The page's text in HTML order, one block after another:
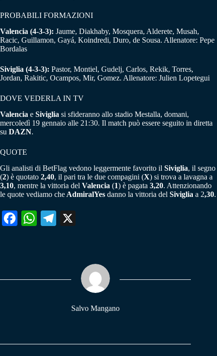
PROBABILI FORMAZIONI
Valencia (4-3-3): Jaume, Diakhaby, Mosquera, Alderete, Musah,
Racic, Guillamon, Gayá, Koindredi, Duro, de Sousa. Allenatore: Pepe
Bordalas
Siviglia (4-3-3): Pastor, Montiel, Gudelj, Carlos, Rekik, Torres,
Jordan, Rakitic, Ocampos, Mir, Gomez. Allenatore: Julien Lopetegui
DOVE VEDERLA IN TV
Valencia e Siviglia si sfideranno allo stadio Mestalla, domani,
mercoledì 19 gennaio alle 21:30. Il match può essere seguito in diretta
su DAZN.
QUOTE
Gli analisti di BetFlag vedono leggermente favorito il Siviglia, il segno
(2) è quotato 2,40, il pari tra le due compagini (X) si trova a lavagna a
3,10, mentre la vittoria del Valencia (1) è pagata 3,20. Attenzionando
le quote vediamo che AdmiralYes danno la vittoria del Siviglia a 2,30.
Fa W
pp
Te
m
Salvo Mangano